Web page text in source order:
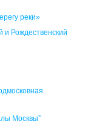
реки»
и Рождественский
Москвы”